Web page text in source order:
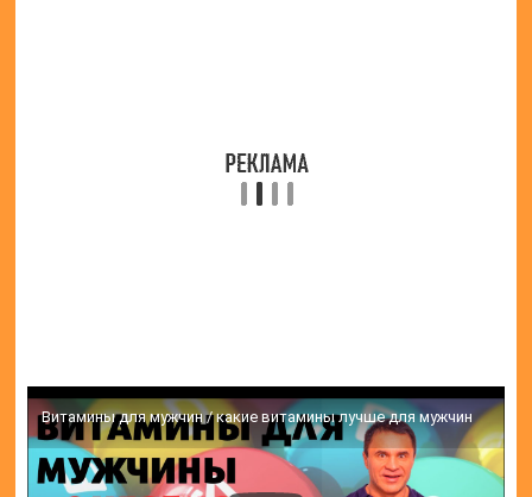
Витамины для мужчин / какие витамины лучше для мужчин